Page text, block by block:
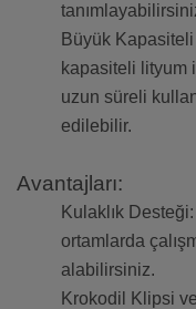
Büyük
kapasiteli lityum
uzun süreli
edilebilir.
Avantajları:
Kulaklık
ortamlarda
alabilirsiniz.
Krokodil Klipsi